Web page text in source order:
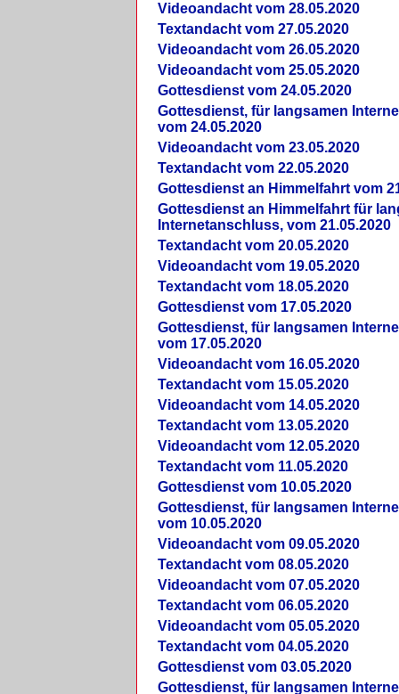
Videoandacht vom 28.05.2020
Textandacht vom 27.05.2020
Videoandacht vom 26.05.2020
Videoandacht vom 25.05.2020
Gottesdienst vom 24.05.2020
Gottesdienst, für langsamen
vom 24.05.2020
Videoandacht vom 23.05.2020
Textandacht vom 22.05.2020
Gottesdienst an Himmelfahrt vom
Gottesdienst an Himmelfahrt für
Internetanschluss, vom 21.05.2020
Textandacht vom 20.05.2020
Videoandacht vom 19.05.2020
Textandacht vom 18.05.2020
Gottesdienst vom 17.05.2020
Gottesdienst, für langsamen
vom 17.05.2020
Videoandacht vom 16.05.2020
Textandacht vom 15.05.2020
Videoandacht vom 14.05.2020
Textandacht vom 13.05.2020
Videoandacht vom 12.05.2020
Textandacht vom 11.05.2020
Gottesdienst vom 10.05.2020
Gottesdienst, für langsamen
vom 10.05.2020
Videoandacht vom 09.05.2020
Textandacht vom 08.05.2020
Videoandacht vom 07.05.2020
Textandacht vom 06.05.2020
Videoandacht vom 05.05.2020
Textandacht vom 04.05.2020
Gottesdienst vom 03.05.2020
Gottesdienst, für langsamen